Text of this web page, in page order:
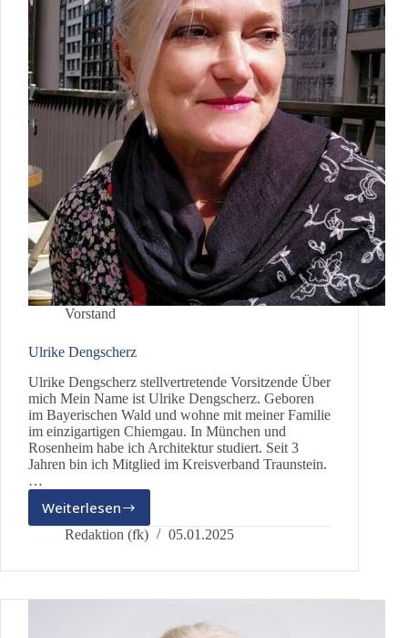
Vorstand
Ulrike Dengscherz
Ulrike Dengscherz stellvertretende Vorsitzende Über
mich Mein Name ist Ulrike Dengscherz. Geboren
im Bayerischen Wald und wohne mit meiner Familie
im einzigartigen Chiemgau. In München und
Rosenheim habe ich Architektur studiert. Seit 3
Jahren bin ich Mitglied im Kreisverband Traunstein.
…
Weiterlesen
Ulrike
Dengscherz
Redaktion (fk) 05.01.2025